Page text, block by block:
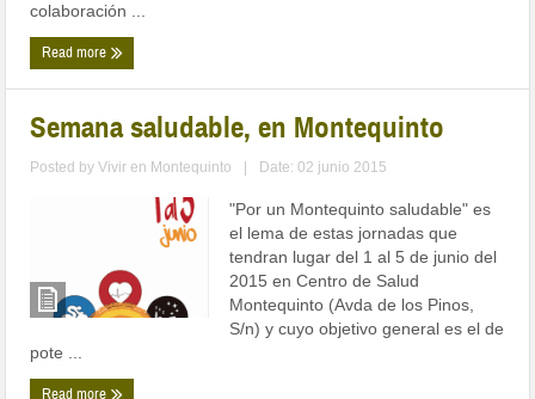
colaboración ...
Read more
Semana saludable, en Montequinto
Posted byVivir en Montequinto Date: 02 junio 2015
"Por un Montequinto saludable" es
el lema de estas jornadas que
tendran lugar del 1 al 5 de junio del
2015 en Centro de Salud
Montequinto (Avda de los Pinos,
S/n) y cuyo objetivo general es el de
pote ...
Read more